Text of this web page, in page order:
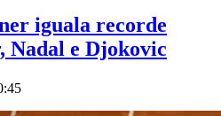
iguala recorde
Nadal e Djokovic